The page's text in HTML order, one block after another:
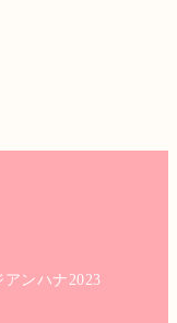
ンハナ2023